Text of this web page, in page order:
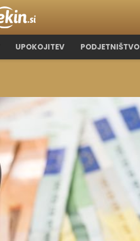
UPOKOJITEV PODJETNIŠTVO